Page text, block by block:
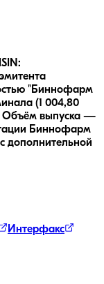
"Биннофарм
(1 004,80
Объём выпуска —
Биннофарм
дополнительной
Интерфакс